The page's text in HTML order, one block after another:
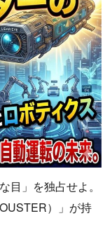
目」を独占せよ。
）」が持